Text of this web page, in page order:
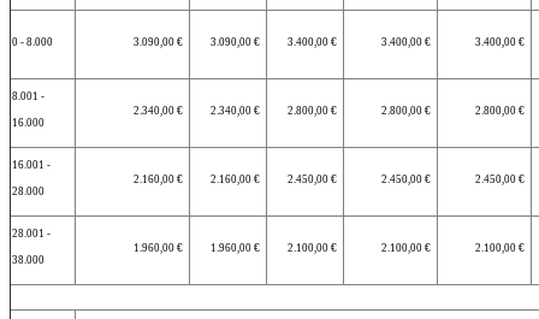
0 - 8.000 3.090,00 € 3.090,00 € 3.400,00 € 3.400,00 € 3.400,00 €
8.001 -
16.000
2.340,00 € 2.340,00 € 2.800,00 € 2.800,00 € 2.800,00 €
16.001 -
28.000
2.160,00 € 2.160,00 € 2.450,00 € 2.450,00 € 2.450,00 €
28.001 -
38.000
1.960,00 € 1.960,00 € 2.100,00 € 2.100,00 € 2.100,00 €